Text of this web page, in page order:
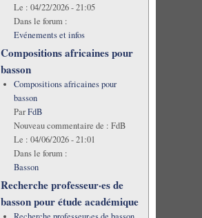
Le : 04/22/2026 - 21:05
Dans le forum :
Evénements et infos
Compositions africaines pour
basson
Compositions africaines pour
basson
ParFdB
Nouveau commentaire de : FdB
Le : 04/06/2026 - 21:01
Dans le forum :
Basson
Recherche professeur·es de
basson pour étude académique